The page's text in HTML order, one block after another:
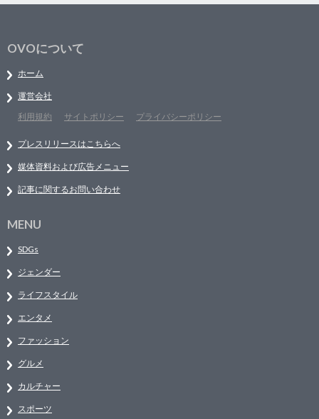
OVOについて
ホーム
運営会社
利用規約
サイトポリシー プライバシーポリシー
プレスリリースはこちらへ
媒体資料および広告メニュー
記事に関するお問い合わせ
MENU
SDGs
ジェンダー
ライフスタイル
エンタメ
ファッション
グルメ
カルチャー
スポーツ